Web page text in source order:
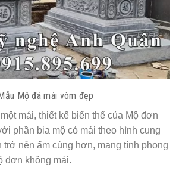
Mẫu Mộ đá mái vòm đẹp
một mái, thiết kế biến thể của Mộ đơn
phần bia mộ có mái theo hình cung
trở nên ấm cúng hơn, mang tính phong
đơn không mái.